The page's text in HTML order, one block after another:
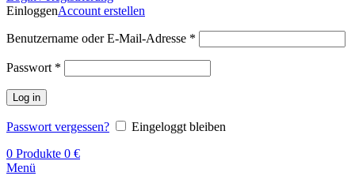
EinloggenAccount erstellen
Benutzername oder E-Mail-Adresse *
Passwort *
Log in
Passwort vergessen?
Eingeloggt bleiben
0 Produkte 0 €
Menü